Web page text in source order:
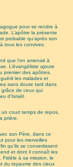
pour se rendre à
L’apôtre la présente
probable qu’après son
tous les convives.
que l’on amenait à
L’évangéliste ajoute
premier des apôtres.
les malades et
sans doute tard dans
de ceux qui
d’Israël.
court temps de repos,
prière.
son Père, dans ce
pour les merveilles
qu’ils se convertissent
et dont il connaît les
Fidèle à sa mission, le
du royaume des cieux